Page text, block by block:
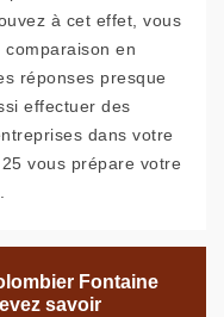
à cet effet, vous
en
réponses presque
effectuer des
dans votre
vous prépare votre
Fontaine
savoir